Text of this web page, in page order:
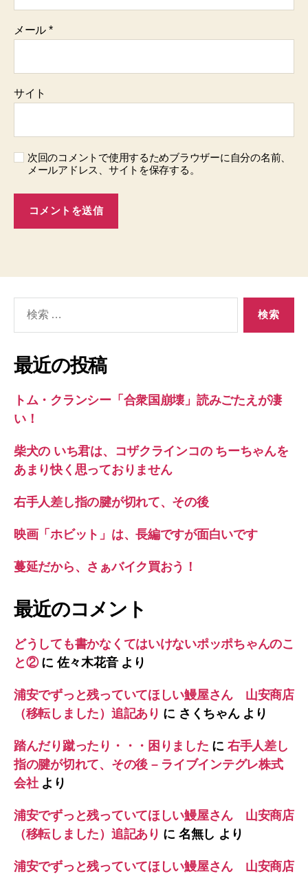
メール *
サイト
次回のコメントで使用するためブラウザーに自分の名前、
メールアドレス、サイトを保存する。
象:
最近の投稿
トム・クランシー「合衆国崩壊」読みごたえが凄
い！
柴犬の いち君は、コザクラインコの ちーちゃんを
あまり快く思っておりません
右手人差し指の腱が切れて、その後
映画「ホビット」は、長編ですが面白いです
蔓延だから、さぁバイク買おう！
最近のコメント
どうしても書かなくてはいけないポッポちゃんのこ
と②に佐々木花音より
浦安でずっと残っていてほしい鰻屋さん 山安商店
（移転しました）追記あり に さくちゃんより
踏んだり蹴ったり・・・困りました に 右手人差し
指の腱が切れて、その後 – ライブインテグレ株式
会社より
浦安でずっと残っていてほしい鰻屋さん 山安商店
（移転しました）追記あり に 名無し より
浦安でずっと残っていてほしい鰻屋さん 山安商店